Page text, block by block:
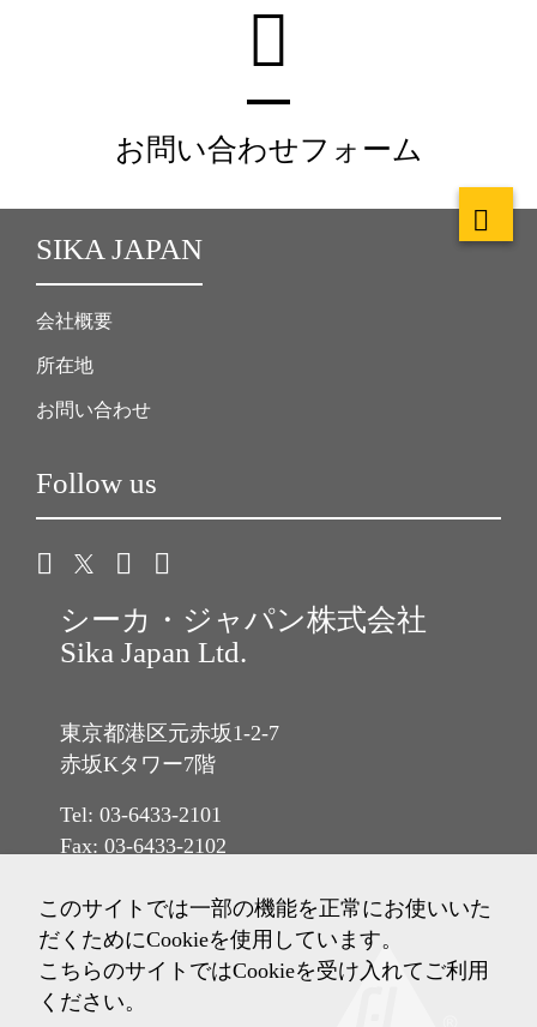
お問い合わせフォーム
SIKA JAPAN
会社概要
所在地
お問い合わせ
Follow us
シーカ・ジャパン株式会社
Sika Japan Ltd.
東京都港区元赤坂1-2-7
赤坂Kタワー7階
Tel: 03-6433-2101
Fax: 03-6433-2102
このサイトでは一部の機能を正常にお使いいた
だくためにCookieを使用しています。
こちらのサイトではCookieを受け入れてご利用
ください。